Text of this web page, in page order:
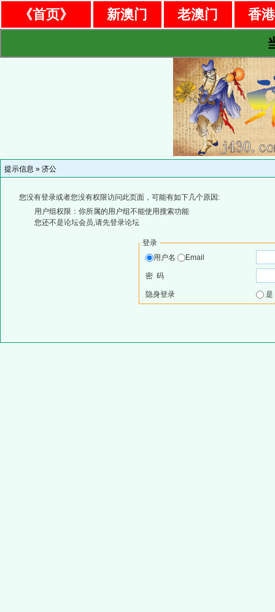
《首页》 新澳门 老澳门
香
提示信息 » 济公
您没有登录或者您没有权限访问此页面，可能有如下几个原因:
用户组权限：你所属的用户组不能使用搜索功能
您还不是论坛会员,请先登录论坛
登录
用户名
Email
密 码
隐身登录